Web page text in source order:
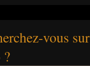
vous